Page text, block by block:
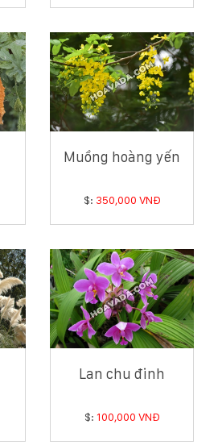
Muồng hoàng yến
$: 350,000 VNĐ
Lan chu đinh
$: 100,000 VNĐ